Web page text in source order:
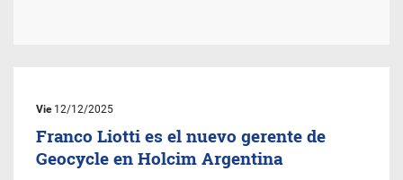
Vie12/12/2025
Franco Liotti es el nuevo gerente de
Geocycle en Holcim Argentina